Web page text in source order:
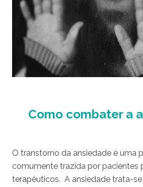
Como combater a
O transtorno da ansiedade é uma
comumente trazida por pacientes
terapêuticos. A ansiedade trata-